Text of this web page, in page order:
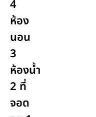
4
ห้อง
นอน
3
ห้องน้ำ
2 ที่
จอด